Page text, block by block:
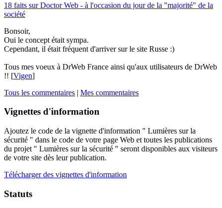
18 faits sur Doctor Web - à l'occasion du jour de la "majorité" de la
société
Bonsoir,
Oui le concept était sympa.
Cependant, il était fréquent d'arriver sur le site Russe :)
Tous mes voeux à DrWeb France ainsi qu'aux utilisateurs de DrWeb
!! [Vigen]
Tous les commentaires | Mes commentaires
Vignettes d'information
Ajoutez le code de la vignette d'information " Lumières sur la
sécurité " dans le code de votre page Web et toutes les publications
du projet " Lumières sur la sécurité " seront disponibles aux visiteurs
de votre site dès leur publication.
Télécharger des vignettes d'information
Statuts